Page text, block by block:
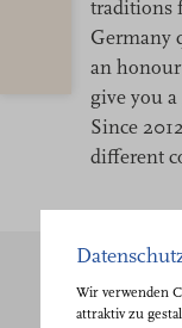
traditions
Germany
an
give you
Since
different
Wir verwenden
attraktiv zu